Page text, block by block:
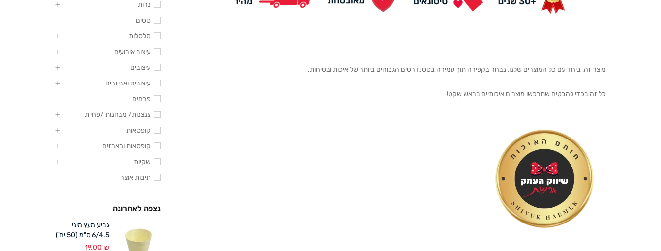
מוצר זה, ביחד עם כל המוצרים שלנו, נבחר בקפידה תוך עמידה בסטנדרטים הגבוהים ביותר של איכות ובטיחות.
כל זה בכדי להבטיח שתרכשו מוצרים איכותיים בראש שקט!
נרות
סטים
סלסלות
עיצוב אירועים
עיצובים
עיצובים ואביזרים
פרחים
צנצנות/ מבחנות /פחיות
קופסאות
קופסאות ומארזים
שקיות
תיבות אוצר
נצפה לאחרונה
גביע מעץ מיני
6/4.5 ס"מ (50 יח')
19.00 ₪